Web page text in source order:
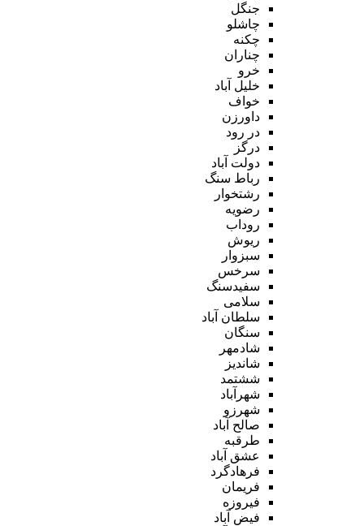
جنگل
چاشلو
چکنه
چناران
خرو
خلیل آباد
خواف
داورزن
در رود
درگز
دولت آباد
رباط سنگ
رشتخوار
رضویه
روداب
ریوش
سبزوار
سرخس
سفیدسنگ
سلامی
سلطان آباد
سنگان
شادمهر
شاندیز
ششتمد
شهرآباد
شهرزو
صالح آباد
طرقبه
عشق آباد
فرهادگرد
فریمان
فیروزه
فیض آباد